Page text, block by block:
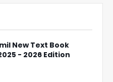
New Text Book
- 2026 Edition